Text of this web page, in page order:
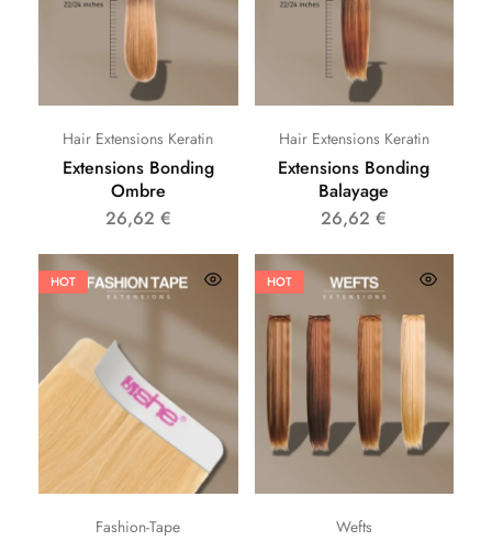
Hair Extensions Keratin
Extensions Bonding
Ombre
26,62 €
Hair Extensions Keratin
Extensions Bonding
Balayage
26,62€
HOT
Fashion-Tape
HOT
Wefts